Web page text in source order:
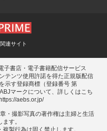
連サイト
子書店・電子書籍配信サービス
テンツ使用許諾を得た正規版配信
示す登録商標（登録番号 第
マークについて、詳しくはこち
https://aebs.or.jp/
・撮影写真の著作権は主婦と⽣活
す。
製⾏為は固く禁⽌します。